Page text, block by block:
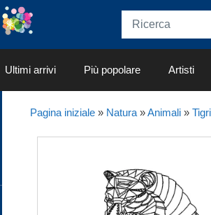
Ultimi arrivi Più popolare Artisti
Pagina iniziale» Natura»Animali» Tigri